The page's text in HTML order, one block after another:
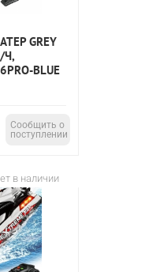
GREY
Ч,
BLUE
Сообщить о
поступлении
в наличии